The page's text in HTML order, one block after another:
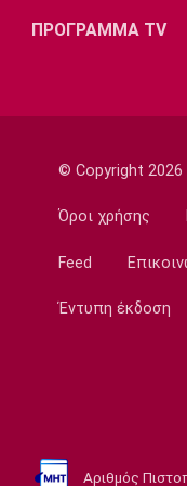
Το
Champions League
19:03
Μπάσκετ
Ολυμπιακό και
πράγματα»
18:35
ΠΡΟΓΡΑΜΜΑ TV
© Copyright
Όροι χρήσης
Feed
Έντυπη έκδοση
Αριθμός